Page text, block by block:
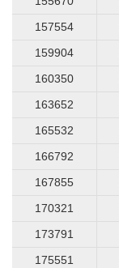
157554
159904
160350
163652
165532
166792
167855
170321
173791
175551